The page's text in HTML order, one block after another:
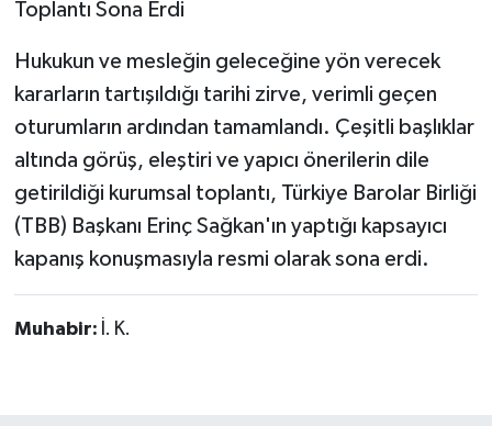
Toplantı Sona Erdi
​Hukukun ve mesleğin geleceğine yön verecek
kararların tartışıldığı tarihi zirve, verimli geçen
oturumların ardından tamamlandı. Çeşitli başlıklar
altında görüş, eleştiri ve yapıcı önerilerin dile
getirildiği kurumsal toplantı, Türkiye Barolar Birliği
(TBB) Başkanı Erinç Sağkan'ın yaptığı kapsayıcı
kapanış konuşmasıyla resmi olarak sona erdi.
Muhabir: İ. K.